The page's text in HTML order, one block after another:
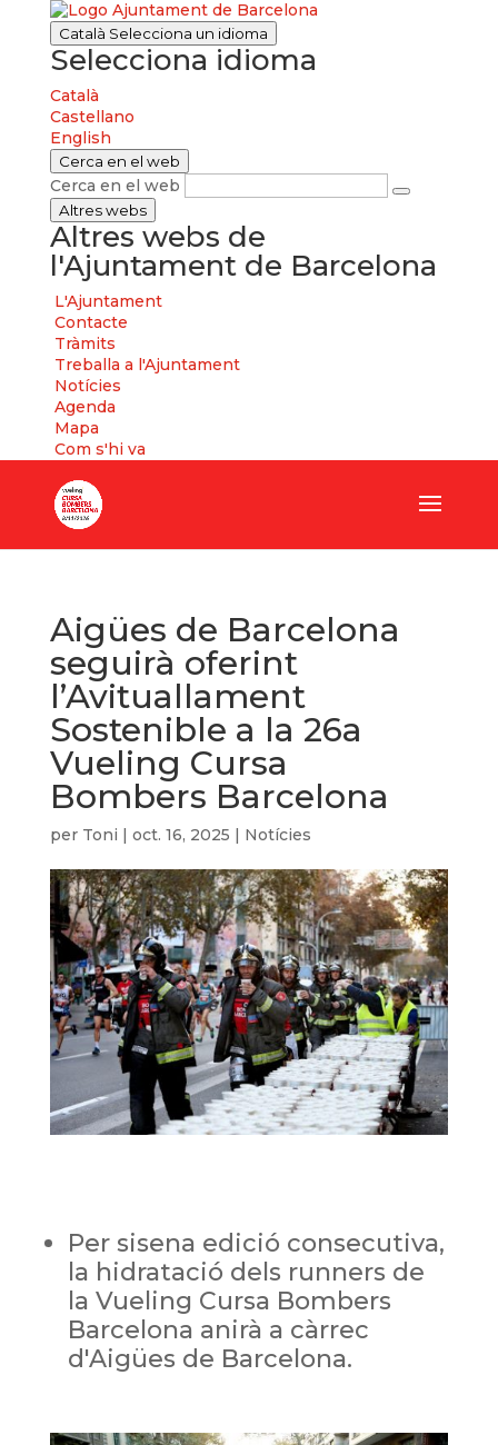
Català Selecciona un idioma
Selecciona idioma
Català
Castellano
English
Cerca en el web
Cerca en el web
Altres webs
Altres webs de
l'Ajuntament de Barcelona
L'Ajuntament
Contacte
Tràmits
Treballa a l'Ajuntament
Notícies
Agenda
Mapa
Com s'hi va
Aigües de Barcelona
seguirà oferint
l’Avituallament
Sostenible a la 26a
Vueling Cursa
Bombers Barcelona
per Toni | oct. 16, 2025 | Notícies
Per sisena edició consecutiva,
la hidratació dels runners de
la Vueling Cursa Bombers
Barcelona anirà a càrrec
d'Aigües de Barcelona.